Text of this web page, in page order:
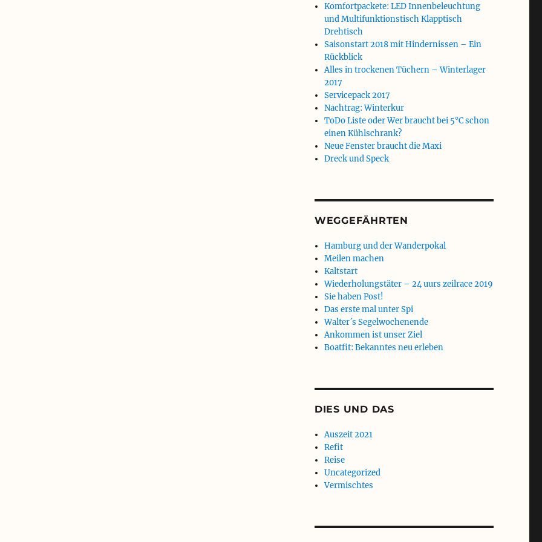
Komfortpackete: LED Innenbeleuchtung
und Multifunktionstisch Klapptisch
Drehtisch
Saisonstart 2018 mit Hindernissen – Ein
Rückblick
Alles in trockenen Tüchern – Winterlager
2017
Servicepack 2017
Nachtrag: Winterkur
ToDo Liste oder Wer braucht bei 5°C schon
einen Kühlschrank?
Neue Fenster braucht die Maxi
Dreck und Speck
WEGGEFÄHRTEN
Hamburg und der Wanderpokal
Meilen machen
Kaltstart
Wiederholungstäter – 24 uurs zeilrace 2019
Sie haben Post!
Das erste mal unter Spi
Walter´s Segelwochenende
Ankommen ist unser Ziel
Boatfit: Bekanntes neu erleben
DIES UND DAS
Auszeit 2021
Refit
Reise
Uncategorized
Vermischtes